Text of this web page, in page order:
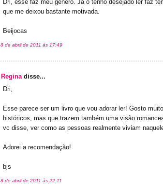
Dri, esse faz meu gênero. Já o tenho desejado ler faz
que me deixou bastante motivada.
Beijocas
8 de abril de 2011 às 17:49
Reginadisse...
Dri,
Esse parece ser um livro que vou adorar ler! Gosto
históricos, mas que trazem também uma visão
vc disse, ver como as pessoas realmente viviam
Adorei a recomendação!
bjs
8 de abril de 2011 às 22:11